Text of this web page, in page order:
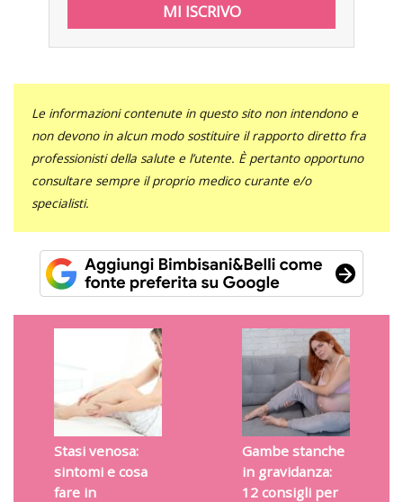
Le informazioni contenute in questo sito non intendono e
non devono in alcun modo sostituire il rapporto diretto fra
professionisti della salute e l’utente. È pertanto opportuno
consultare sempre il proprio medico curante e/o
specialisti.
Stasi venosa:
sintomi e cosa
fare in
Gambe stanche
in gravidanza:
12 consigli per